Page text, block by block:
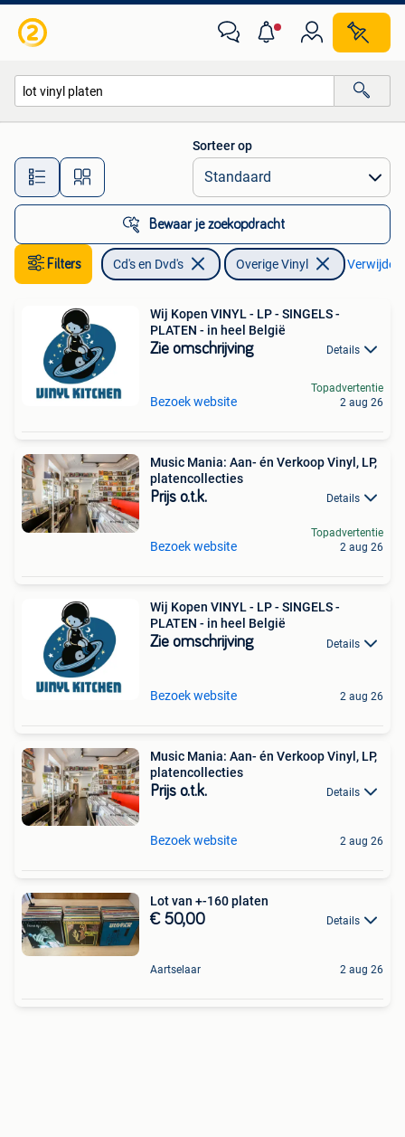
Alle afstanden…
Sorteer op
Bewaar je zoekopdracht
Filters Cd's en Dvd's Overige Vinyl Verwijder
Wij Kopen VINYL - LP - SINGELS -
PLATEN - in heel België
Zie omschrijving Details
Bezoek website
Topadvertentie
2 aug 26
Music Mania: Aan- én Verkoop Vinyl, LP,
platencollecties
Prijs o.t.k. Details
Bezoek website
Topadvertentie
2 aug 26
Wij Kopen VINYL - LP - SINGELS -
PLATEN - in heel België
Zie omschrijving Details
Bezoek website 2 aug 26
Music Mania: Aan- én Verkoop Vinyl, LP,
platencollecties
Prijs o.t.k. Details
Bezoek website 2 aug 26
Lot van +-160 platen
€ 50,00 Details
Aartselaar 2 aug 26